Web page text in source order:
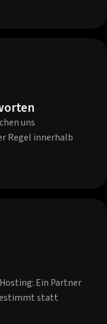
uns
Regel innerhalb
Ein Partner
statt